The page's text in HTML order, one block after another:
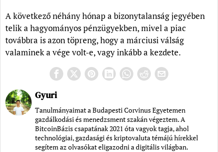
A következő néhány hónap a bizonytalanság jegyében
telik a hagyományos pénzügyekben, mivel a piac
továbbra is azon töpreng, hogy a márciusi válság
valaminek a vége volt-e, vagy inkább a kezdete.
Gyuri
Tanulmányaimat a Budapesti Corvinus Egyetemen
gazdálkodási és menedzsment szakán végeztem. A
BitcoinBázis csapatának 2021 óta vagyok tagja, ahol
technológiai, gazdasági és kriptovaluta témájú hírekkel
segítem az olvasókat eligazodni a digitális világban.